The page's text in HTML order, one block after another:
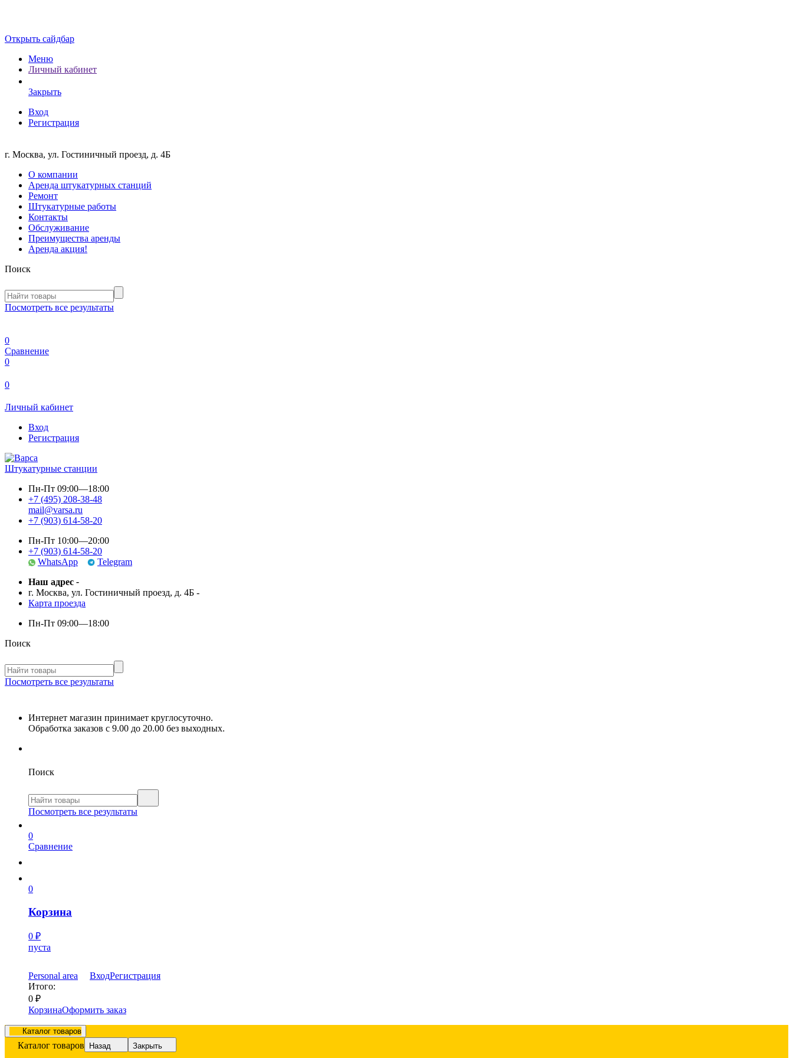
Открыть сайдбар
Меню
Личный кабинет
Закрыть
Вход
Регистрация
г. Москва, ул. Гостиничный проезд, д. 4Б
О компании
Аренда штукатурных станций
Ремонт
Штукатурные работы
Контакты
Обслуживание
Преимущества аренды
Аренда акция!
Поиск
Посмотреть все результаты
0
Сравнение
0
0
Личный кабинет
Вход
Регистрация
Штукатурные станции
Пн-Пт 09:00—18:00
+7 (495) 208-38-48
mail@varsa.ru
+7 (903) 614-58-20
Пн-Пт 10:00—20:00
+7 (903) 614-58-20
WhatsApp
Telegram
Наш адрес -
г. Москва, ул. Гостиничный проезд, д. 4Б -
Карта проезда
Пн-Пт 09:00—18:00
Поиск
Посмотреть все результаты
Интернет магазин принимает круглосуточно.
Обработка заказов с 9.00 до 20.00 без выходных.
Поиск
Посмотреть все результаты
0
Сравнение
0
Корзина
0 ₽
пуста
Personal area ВходРегистрация
Итого:
0 ₽
КорзинаОформить заказ
Каталог товаров
Каталог товаров Назад Закрыть